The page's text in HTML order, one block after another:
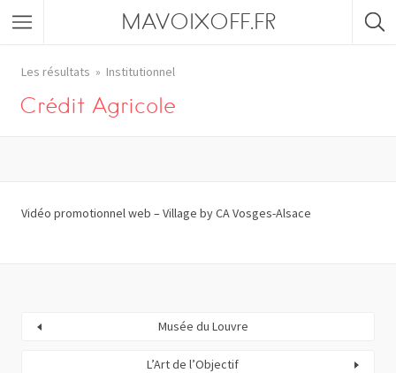
MAVOIXOFF.FR
Les résultats Institutionnel
Crédit Agricole
Vidéo promotionnel web – Village by CA Vosges-Alsace
Musée du Louvre
L’Art de l’Objectif